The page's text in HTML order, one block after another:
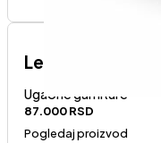
Lex Abredin-
Ugaone garniture
87.000RSD
Pogledaj proizvod